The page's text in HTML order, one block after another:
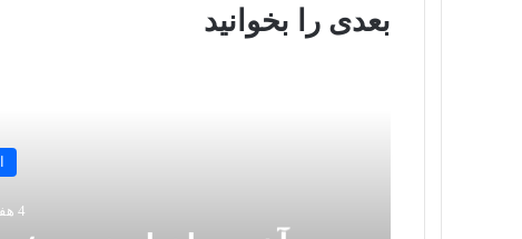
بعدی را بخوانید
4 هفته پیش